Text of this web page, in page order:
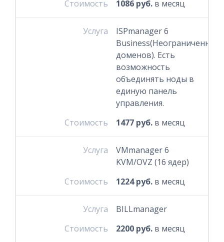
Стоимость
1086 руб.в месяц
Услуга
ISPmanager 6
Business(Неограниченно
доменов). Есть
возможность
объединять ноды в
единую панель
управления.
Стоимость
1477 руб.в месяц
Услуга
VMmanager 6
KVM/OVZ (16 ядер)
Стоимость
1224 руб.в месяц
Услуга
BILLmanager
Стоимость
2200 руб.в месяц